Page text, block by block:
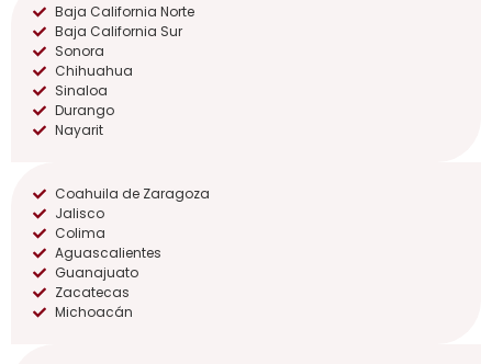
Baja California Norte
Baja California Sur
Sonora
Chihuahua
Sinaloa
Durango
Nayarit
Coahuila de Zaragoza
Jalisco
Colima
Aguascalientes
Guanajuato
Zacatecas
Michoacán